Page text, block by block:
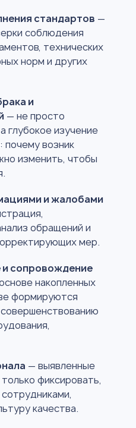
стандартов —
соблюдения
технических
норм и других
и
— не просто
глубокое изучение
почему возник
изменить, чтобы
и жалобами
обращений и
мер.
сопровождение
накопленных
формируются
— выявленные
фиксировать,
качества.